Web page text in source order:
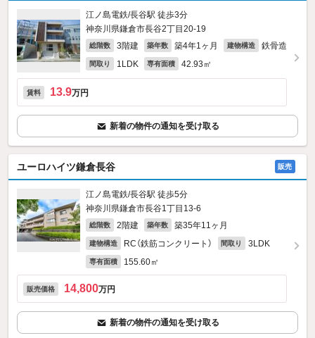
江ノ島電鉄/長谷駅 徒歩3分
神奈川県鎌倉市長谷2丁目20-19
総階数 3階建 築年数 築4年1ヶ月 建物構造 鉄骨造
間取り 1LDK 専有面積 42.93㎡
賃料 13.9万円
新着の物件の通知を受け取る
ユーロハイツ鎌倉長谷 販売
江ノ島電鉄/長谷駅 徒歩5分
神奈川県鎌倉市長谷1丁目13-6
総階数 2階建 築年数 築35年11ヶ月
建物構造 RC（鉄筋コンクリート） 間取り 3LDK
専有面積 155.60㎡
販売価格 14,800万円
新着の物件の通知を受け取る